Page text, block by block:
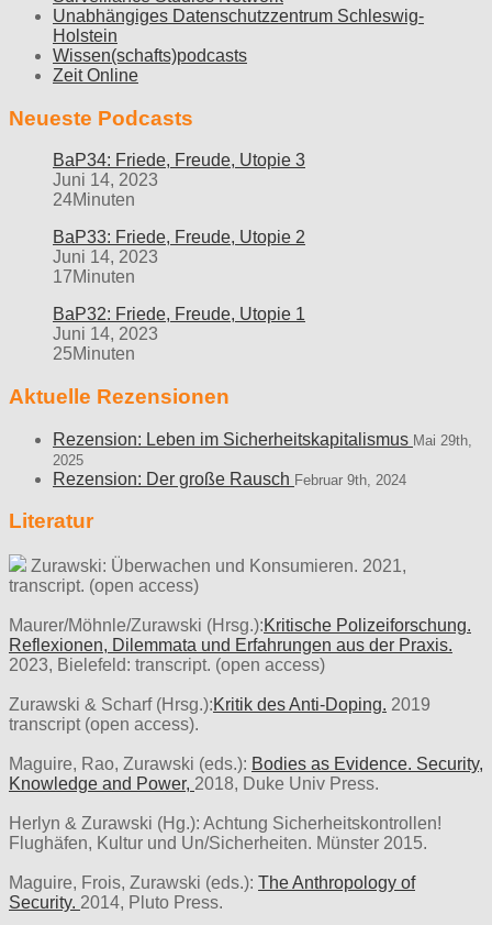
Unabhängiges Datenschutzzentrum Schleswig-
Holstein
Wissen(schafts)podcasts
Zeit Online
Neueste Podcasts
BaP34: Friede, Freude, Utopie 3
Juni 14, 2023
24Minuten
BaP33: Friede, Freude, Utopie 2
Juni 14, 2023
17Minuten
BaP32: Friede, Freude, Utopie 1
Juni 14, 2023
25Minuten
Aktuelle Rezensionen
Rezension: Leben im Sicherheitskapitalismus Mai 29th,
2025
Rezension: Der große Rausch Februar 9th, 2024
Literatur
Zurawski: Überwachen und Konsumieren. 2021,
transcript. (open access)
Maurer/Möhnle/Zurawski (Hrsg.):Kritische Polizeiforschung.
Reflexionen, Dilemmata und Erfahrungen aus der Praxis.
2023, Bielefeld: transcript. (open access)
Zurawski & Scharf (Hrsg.):Kritik des Anti-Doping. 2019
transcript (open access).
Maguire, Rao, Zurawski (eds.): Bodies as Evidence. Security,
Knowledge and Power, 2018, Duke Univ Press.
Herlyn & Zurawski (Hg.): Achtung Sicherheitskontrollen!
Flughäfen, Kultur und Un/Sicherheiten. Münster 2015.
Maguire, Frois, Zurawski (eds.): The Anthropology of
Security. 2014, Pluto Press.